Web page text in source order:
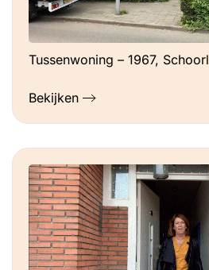
Tussenwoning – 1967, Schoorl
Bekijken